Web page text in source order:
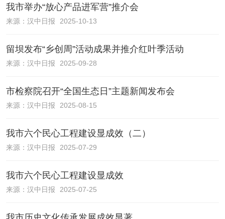
我市举办“放心产品进军营”推介会
来源： 汉中日报 2025-10-13
留坝发布“乡创周”活动成果并推介红叶季活动
来源： 汉中日报 2025-09-28
市检察院召开“全国生态日”主题新闻发布会
来源： 汉中日报 2025-08-15
我市六个民心工程建设显成效（二）
来源： 汉中日报 2025-07-29
我市六个民心工程建设显成效
来源： 汉中日报 2025-07-25